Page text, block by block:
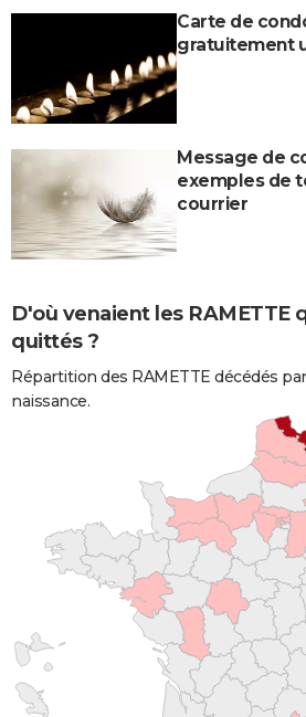
Carte de
gratuitement
Message de
exemples de
courrier
D'où venaient les RAMETTE
quittés ?
Répartition des RAMETTE décédés
naissance.